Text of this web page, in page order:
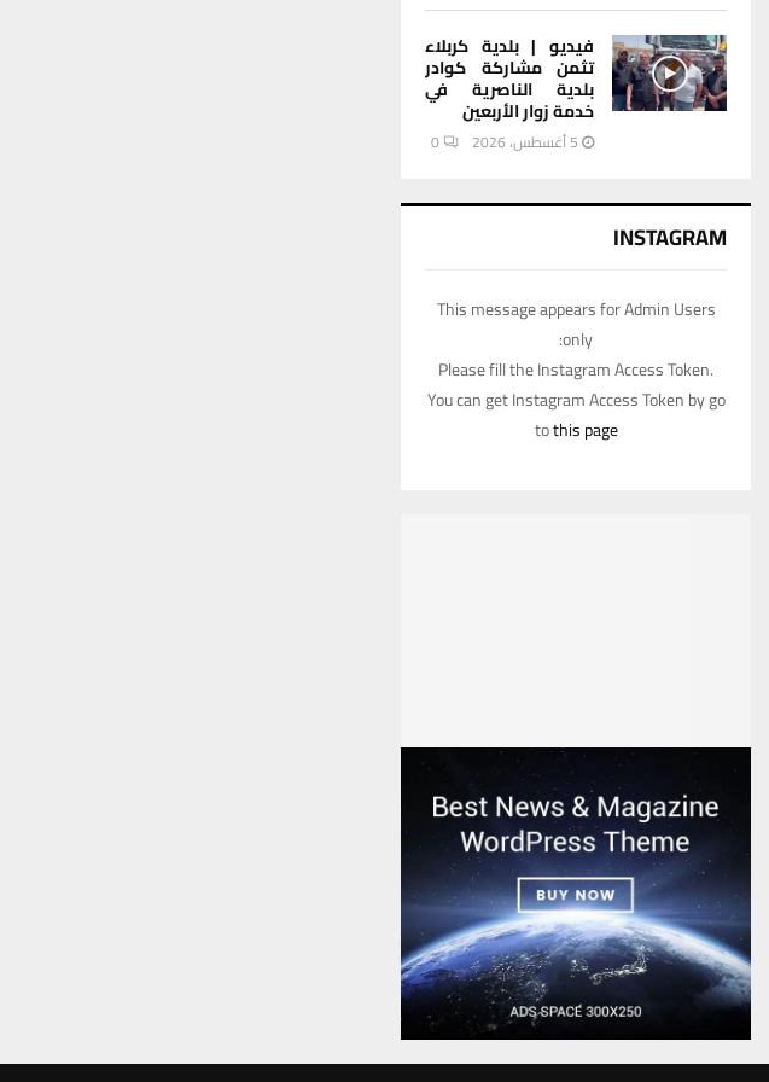
فيديو | بلدية كربلاء
تثمن مشاركة كوادر
بلدية الناصرية في
خدمة زوار الأربعين
5 أغسطس، 2026 0
INSTAGRAM
This message appears for Admin Users
only:
Please fill the Instagram Access Token.
You can get Instagram Access Token by go
tothis page